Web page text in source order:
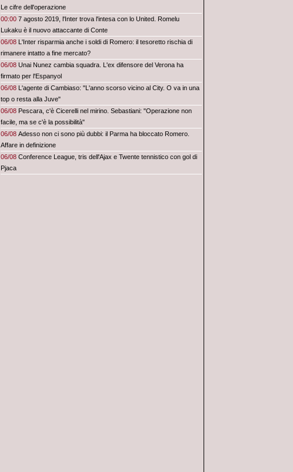
Le cifre dell'operazione
00:00 7 agosto 2019, l'Inter trova l'intesa con lo United. Romelu
Lukaku è il nuovo attaccante di Conte
06/08 L'Inter risparmia anche i soldi di Romero: il tesoretto rischia di
rimanere intatto a fine mercato?
06/08 Unai Nunez cambia squadra. L'ex difensore del Verona ha
firmato per l'Espanyol
06/08 L'agente di Cambiaso: "L'anno scorso vicino al City. O va in una
top o resta alla Juve"
06/08 Pescara, c'è Cicerelli nel mirino. Sebastiani: "Operazione non
facile, ma se c'è la possibilità"
06/08 Adesso non ci sono più dubbi: il Parma ha bloccato Romero.
Affare in definizione
06/08 Conference League, tris dell'Ajax e Twente tennistico con gol di
Pjaca